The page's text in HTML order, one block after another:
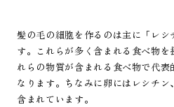
髪の毛の細胞を作るのは主に「レ
す。これらが多く含まれる食べ物
れらの物質が含まれる食べ物で代
なります。ちなみに卵にはレシチン
含まれています。